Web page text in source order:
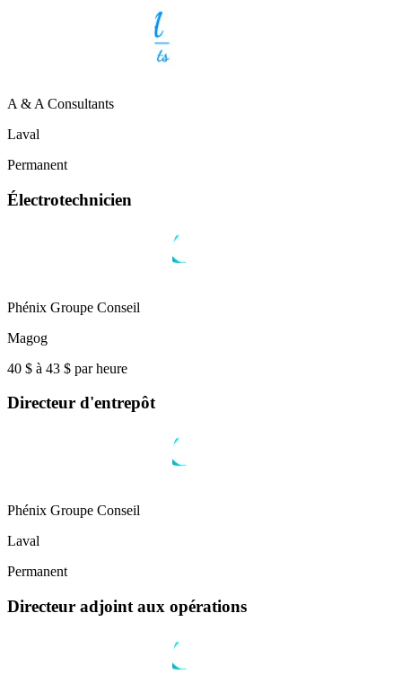
A & A Consultants
Laval
Permanent
Électrotechnicien
Phénix Groupe Conseil
Magog
40 $ à 43 $ par heure
Directeur d'entrepôt
Phénix Groupe Conseil
Laval
Permanent
Directeur adjoint aux opérations